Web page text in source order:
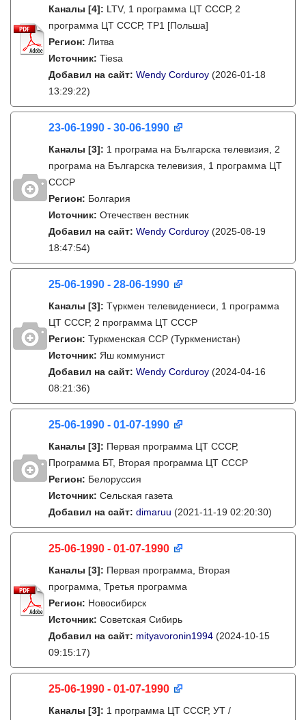
Каналы [4]: LTV, 1 программа ЦТ СССР, 2
программа ЦТ СССР, TP1 [Польша]
Регион: Литва
Источник: Tiesa
Добавил на сайт: Wendy Corduroy (2026-01-18
13:29:22)
23-06-1990 - 30-06-1990
Каналы [3]: 1 програма на Българска телевизия, 2
програма на Българска телевизия, 1 программа ЦТ
СССР
Регион: Болгария
Источник: Отечествен вестник
Добавил на сайт: Wendy Corduroy (2025-08-19
18:47:54)
25-06-1990 - 28-06-1990
Каналы [3]: Түркмен телевидениеси, 1 программа
ЦТ СССР, 2 программа ЦТ СССР
Регион: Туркменская ССР (Туркменистан)
Источник: Яш коммунист
Добавил на сайт: Wendy Corduroy (2024-04-16
08:21:36)
25-06-1990 - 01-07-1990
Каналы [3]: Первая программа ЦТ СССР,
Программа БТ, Вторая программа ЦТ СССР
Регион: Белоруссия
Источник: Сельская газета
Добавил на сайт: dimaruu (2021-11-19 02:20:30)
25-06-1990 - 01-07-1990
Каналы [3]: Первая программа, Вторая
программа, Третья программа
Регион: Новосибирск
Источник: Советская Сибирь
Добавил на сайт: mityavoronin1994 (2024-10-15
09:15:17)
25-06-1990 - 01-07-1990
Каналы [3]: 1 программа ЦТ СССР, УТ /